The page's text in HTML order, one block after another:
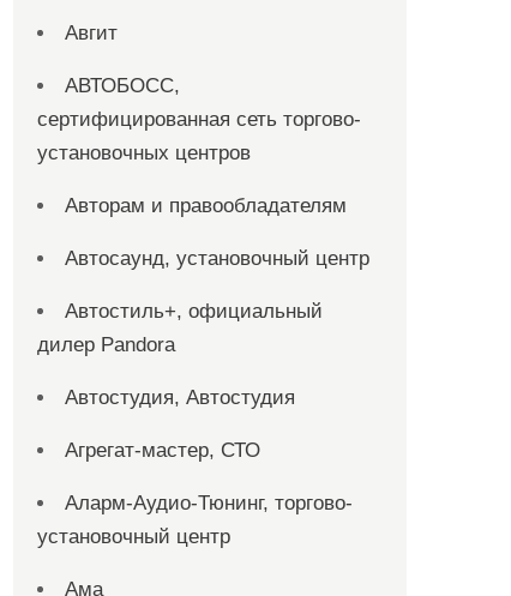
Авгит
АВТОБОСС,
сертифицированная сеть торгово-
установочных центров
Авторам и правообладателям
Автосаунд, установочный центр
Автостиль+, официальный
дилер Pandora
Автостудия, Автостудия
Агрегат-мастер, СТО
Аларм-Аудио-Тюнинг, торгово-
установочный центр
Ама